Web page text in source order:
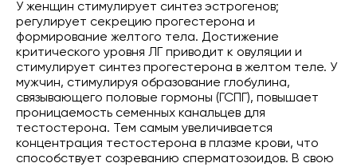
У женщин стимулирует синтез эстрогенов;
регулирует секрецию прогестерона и
формирование желтого тела. Достижение
критического уровня ЛГ приводит к овуляции и
стимулирует синтез прогестерона в желтом теле. У
мужчин, стимулируя образование глобулина,
связывающего половые гормоны (ГСПГ), повышает
проницаемость семенных канальцев для
тестостерона. Тем самым увеличивается
концентрация тестостерона в плазме крови, что
способствует созреванию сперматозоидов. В свою